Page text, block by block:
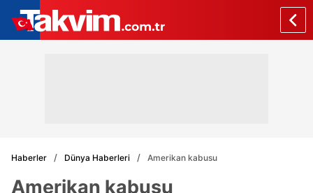
Haberler Dünya Haberleri Amerikan kabusu
Amerikan kabusu